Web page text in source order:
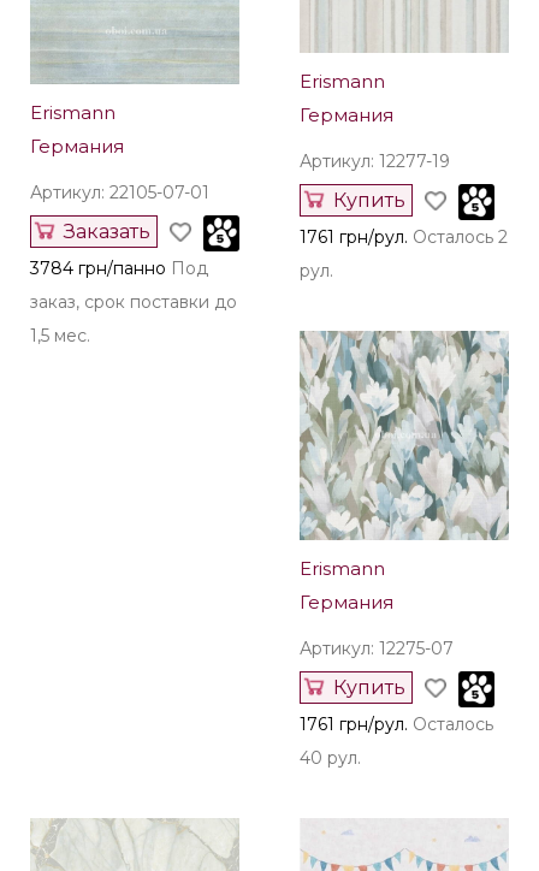
Erismann
Германия
Артикул: 22105-07-01
Заказать
3784 грн/панно Под
заказ, срок поставки до
1,5 мес.
Erismann
Германия
Артикул: 12277-19
Купить
1761 грн/рул. Осталось 2
рул.
Erismann
Германия
Артикул: 12275-07
Купить
1761 грн/рул. Осталось
40 рул.